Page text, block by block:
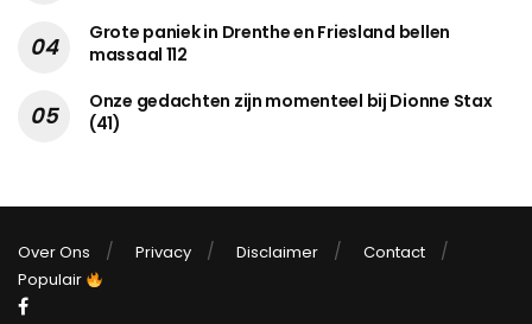
Grote paniek in Drenthe en Friesland bellen
massaal 112
Onze gedachten zijn momenteel bij Dionne Stax
(41)
Over Ons Privacy Disclaimer
Contact
Populair